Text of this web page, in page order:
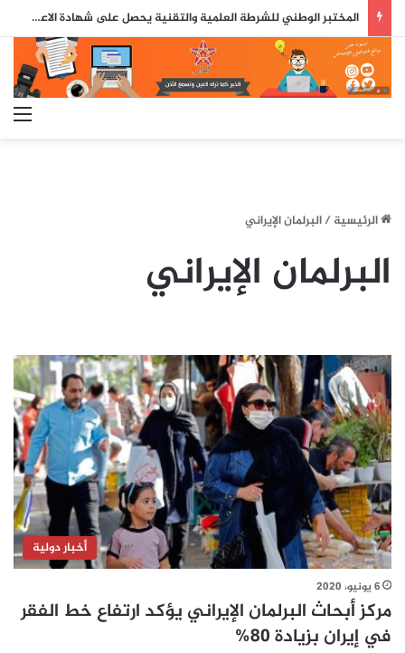
المختبر الوطني للشرطة العلمية والتقنية يحصل على شهادة الاعتماد والمطابقة والجودة بالمعيار الدولي
الرئيسية/البرلمان الإيراني
البرلمان الإيراني
أخبار دولية
6 يونيو، 2020
مركز أبحاث البرلمان الإيراني يؤكد ارتفاع خط الفقر
في إيران بزيادة 80%